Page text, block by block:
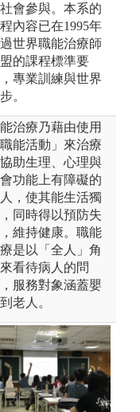
會參與。本系的
內容已在1995年
世界職能治療師
的課程標準要
專業訓練與世界
。
治療乃藉由使用
職能活動」來治療
助生理、心理與
功能上有障礙的
，使其能生活獨
同時得以預防失
維持健康。職能
是以「全人」角
看待病人的問
服務對象涵蓋嬰
老人。